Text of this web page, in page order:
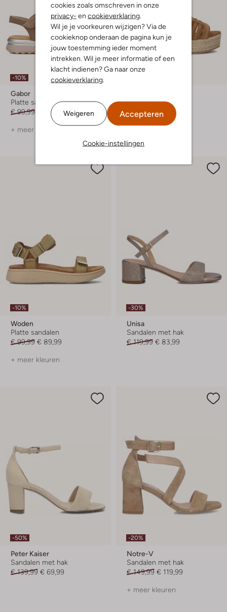
cookies zoals omschreven in onze
privacy- en cookieverklaring
Wil je je voorkeuren wijzigen? Via de
cookieknop onderaan de pagina kun je
jouw toestemming ieder moment
intrekken. Wil je meer informatie of een
klacht indienen? Ga naar onze
cookieverklaring
Weigeren Accepteren
Cookie-instellingen
-10%
Gabor
Platte sandalen
€ 99,99
€ 89,99
+ meer kleuren
Sandalen met hak
€ 119,99 € 95,99
-10%
Woden
Platte sandalen
€ 99,99 € 89,99
+ meer kleuren
-30%
Unisa
Sandalen met hak
€ 119,99 € 83,99
-50%
Peter Kaiser
Sandalen met hak
€ 139,99 € 69,99
-20%
Notre-V
Sandalen met hak
€ 149,99 € 119,99
+ meer kleuren